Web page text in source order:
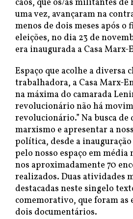
caos, que os/as militantes de
uma vez, avançaram na
menos de dois meses após o
eleições, no dia 23 de
era inaugurada a Casa Marx-
Espaço que acolhe a diversa
trabalhadora, a Casa Marx-
na máxima do camarada
revolucionário não há
revolucionário.” Na busca
marxismo e apresentar a
política, desde a
pelo nosso espaço em média
nos aproximadamente 70
realizados. Duas atividades
destacadas neste singelo
comemorativo, que foram as
dois documentários.